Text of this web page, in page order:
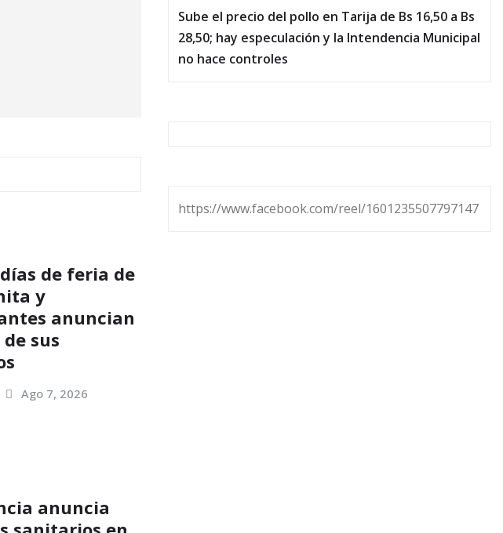
de feria de
y
anuncian
sus
Ago 7, 2026
anuncia
Sube el precio del pollo en Tarija de Bs 16,50 a Bs
28,50; hay especulación y la Intendencia Municipal
no hace controles
https://www.facebook.com/reel/1601235507797147